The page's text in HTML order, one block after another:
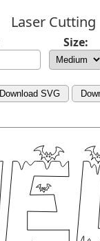
Laser Cutting
Size:
Download SVG